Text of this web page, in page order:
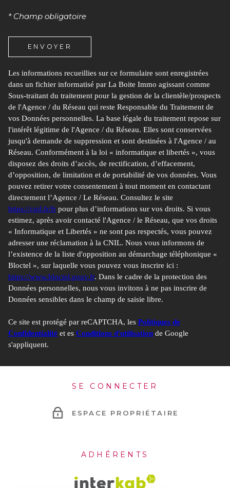
* Champ obligatoire
ENVOYER
Les informations recueillies sur ce formulaire sont enregistrées
dans un fichier informatisé par La Boite Immo agissant comme
Sous-traitant du traitement pour la gestion de la clientèle/prospects
de l'Agence / du Réseau qui reste Responsable du Traitement de
vos Données personnelles. La base légale du traitement repose sur
l'intérêt légitime de l'Agence / du Réseau. Elles sont conservées
jusqu'à demande de suppression et sont destinées à l'Agence / au
Réseau. Conformément à la loi « informatique et libertés », vous
disposez des droits d’accès, de rectification, d’effacement,
d’opposition, de limitation et de portabilité de vos données. Vous
pouvez retirer votre consentement à tout moment en contactant
directement l’Agence / Le Réseau. Consultez le site
https://cnil.fr/fr pour plus d’informations sur vos droits. Si vous
estimez, après avoir contacté l'Agence / le Réseau, que vos droits
« Informatique et Libertés » ne sont pas respectés, vous pouvez
adresser une réclamation à la CNIL. Nous vous informons de
l’existence de la liste d'opposition au démarchage téléphonique «
Bloctel », sur laquelle vous pouvez vous inscrire ici :
https://www.bloctel.gouv.fr. Dans le cadre de la protection des
Données personnelles, nous vous invitons à ne pas inscrire de
Données sensibles dans le champ de saisie libre.
Ce site est protégé par reCAPTCHA, les Politiques de
Confidentialité et es Conditions d'utilisation de Google
s'appliquent.
SE CONNECTER
ESPACE PROPRIÉTAIRE
ADHÉRENTS